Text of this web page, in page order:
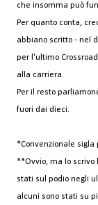
che insomma può
Per quanto conta,
abbiano scritto - nel
per l'ultimo
alla carriera.
Per il resto
fuori dai dieci.
*Convenzionale
**Ovvio, ma lo scrivo
stati sul podio negli
alcuni sono stati su